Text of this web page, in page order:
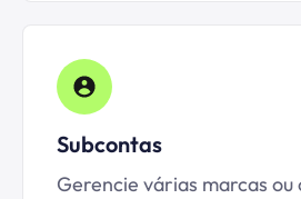
Subcontas
Gerencie várias marcas ou